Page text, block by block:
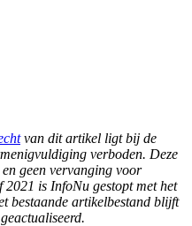
van dit artikel ligt bij de
verboden. Deze
geen vervanging voor
2021 is InfoNu gestopt met het
bestaande artikelbestand blijft